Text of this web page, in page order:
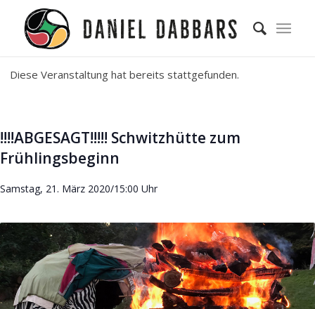
Diese Veranstaltung hat bereits stattgefunden.
!!!!ABGESAGT!!!!! Schwitzhütte zum
Frühlingsbeginn
Samstag, 21. März 2020/15:00 Uhr